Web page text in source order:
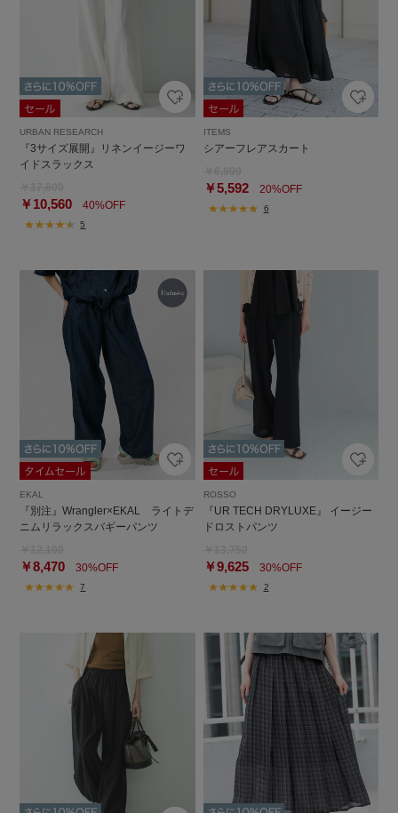
URBAN RESEARCH
『3サイズ展開』リネンイージーワ
イドスラックス
￥10,560 40%OFF
5
ITEMS
シアーフレアスカート
￥5,59220%OFF
6
EKAL
『別注』Wrangler×EKAL ライトデ
ニムリラックスバギーパンツ
￥8,470 30%OFF
7
ROSSO
『UR TECH DRYLUXE』 イージー
ドロストパンツ
￥9,62530%OFF
2